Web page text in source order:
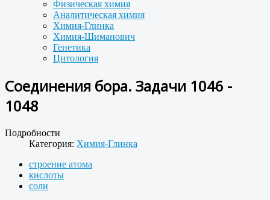
Физическая химия
Аналитическая химия
Химия-Глинка
Химия-Шиманович
Генетика
Цитология
Соединения бора. Задачи 1046 -
1048
Подробности
Категория: Химия-Глинка
строение атома
кислоты
соли